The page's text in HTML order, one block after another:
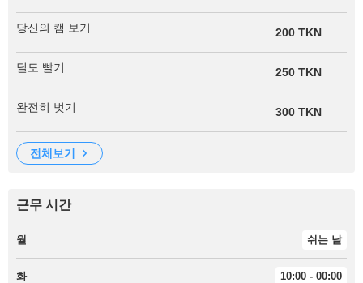
당신의 캠 보기 200 TKN
딜도 빨기 250 TKN
완전히 벗기 300 TKN
전체보기
근무 시간
월 쉬는 날
화 10:00 - 00:00